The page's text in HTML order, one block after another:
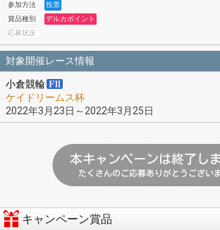
参加方法
投票
賞品種別
デルカポイント
応募状況
対象開催レース情報
小倉競輪
ケイドリームス杯
2022年3月23日～2022年3月25日
キャンペーン賞品